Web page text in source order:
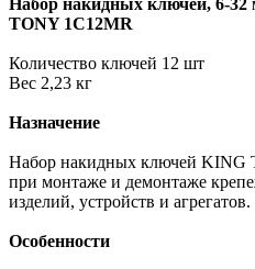
TONY 1C12MR
Количество ключей 12 шт
Вес 2,23 кг
Назначение
Набор накидных ключей KING
при монтаже и демонтаже
изделий, устройств и агрегатов.
Особенности